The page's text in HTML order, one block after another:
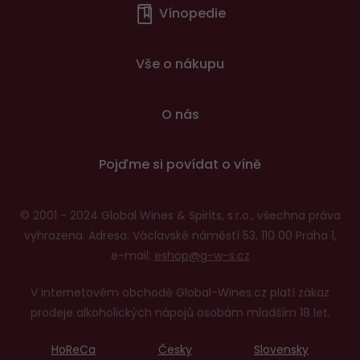
Vínopedie
Vše o nákupu
O nás
Pojďme si povídat o víně
© 2001 - 2024 Global Wines & Spirits, s.r.o., všechna práva
vyhrazena. Adresa: Václavské náměstí 53, 110 00 Praha 1,
e-mail: eshop@g-w-s.cz
V internetovém obchodě Global-Wines.cz platí zákaz
prodeje alkoholických nápojů osobám mladším 18 let.
HoReCa Česky Slovensky